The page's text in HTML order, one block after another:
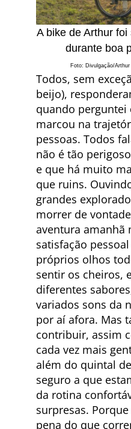
A bike de Arthur
durante boa
Foto: Divulgação/
Todos, sem
beijo),
quando perguntei
marcou na
pessoas. Todos
não é tão
e que há muito
que ruins.
grandes
morrer de
aventura amanhã
satisfação
próprios olhos
sentir os cheiros,
diferentes
variados sons da
por aí afora. Mas
contribuir, assim
cada vez mais
além do quintal
seguro a que
da rotina
surpresas.
pena do que